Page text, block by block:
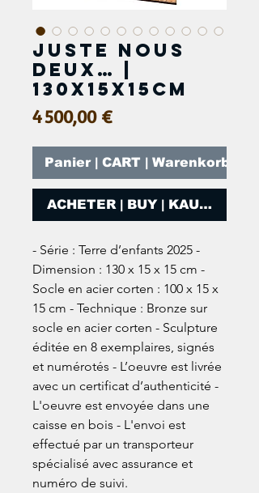
Juste nous
deux… |
130x15x15cm
4 500,00 €Prix
Panier | CART | Warenkorb
ACHETER | BUY | KAUFEN
- Série : Terre d’enfants 2025 -
Dimension : 130 x 15 x 15 cm -
Socle en acier corten : 100 x 15 x
15 cm - Technique : Bronze sur
socle en acier corten - Sculpture
éditée en 8 exemplaires, signés
et numérotés - L’oeuvre est livrée
avec un certificat d’authenticité -
L'oeuvre est envoyée dans une
caisse en bois - L'envoi est
effectué par un transporteur
spécialisé avec assurance et
numéro de suivi.